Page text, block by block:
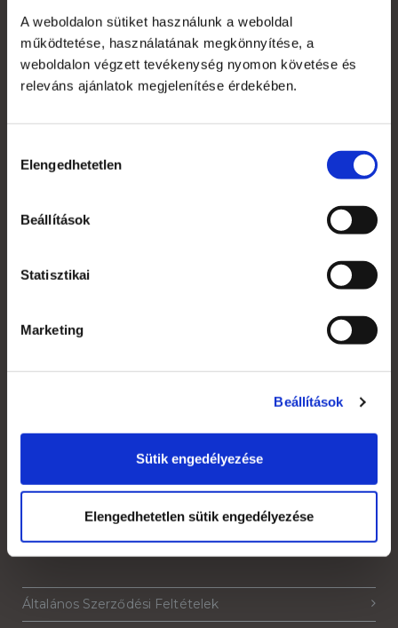
A weboldalon sütiket használunk a weboldal
működtetése, használatának megkönnyítése, a
weboldalon végzett tevékenység nyomon követése és
releváns ajánlatok megjelenítése érdekében.
kiválasztása
Elengedhetetlen
Beállítások
Statisztikai
Marketing
Beállítások
Sütik engedélyezése
Elengedhetetlen sütik engedélyezése
A Reklámeszköz.hu 2007-ben kifejezetten beltéri
gyártói kapacitással képesek vagyunk rövid határidővel,
+36 1 783 5355
Garanciális feltételek
Alkalmazott nyomdai technológiák
Általános Szerződési Feltételek